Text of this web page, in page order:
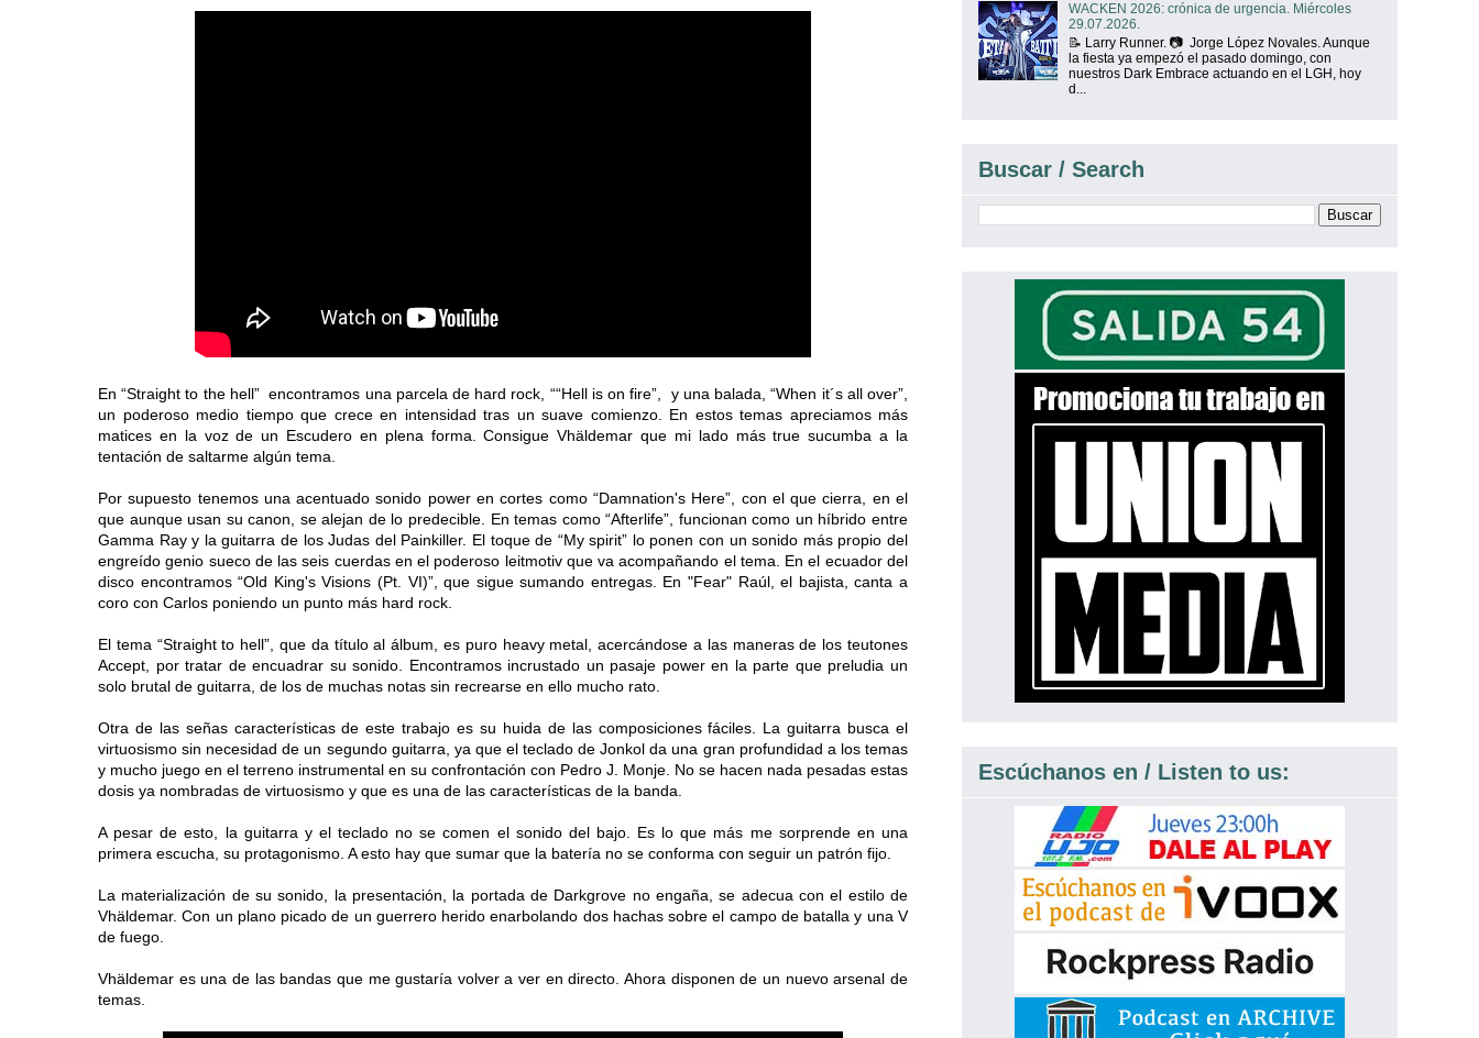
En “Straight to the hell” encontramos una parcela de hard rock, ““Hell is on fire”, y una balada, “When it´s all over”,
un poderoso medio tiempo que crece en intensidad tras un suave comienzo. En estos temas apreciamos más
matices en la voz de un Escudero en plena forma. Consigue Vhäldemar que mi lado más true sucumba a la
tentación de saltarme algún tema.
Por supuesto tenemos una acentuado sonido power en cortes como “Damnation's Here”, con el que cierra, en el
que aunque usan su canon, se alejan de lo predecible. En temas como “Afterlife”, funcionan como un híbrido entre
Gamma Ray y la guitarra de los Judas del Painkiller. El toque de “My spirit” lo ponen con un sonido más propio del
engreído genio sueco de las seis cuerdas en el poderoso leitmotiv que va acompañando el tema. En el ecuador del
disco encontramos “Old King's Visions (Pt. VI)”, que sigue sumando entregas. En "Fear" Raúl, el bajista, canta a
coro con Carlos poniendo un punto más hard rock.
El tema “Straight to hell”, que da título al álbum, es puro heavy metal, acercándose a las maneras de los teutones
Accept, por tratar de encuadrar su sonido. Encontramos incrustado un pasaje power en la parte que preludia un
solo brutal de guitarra, de los de muchas notas sin recrearse en ello mucho rato.
Otra de las señas características de este trabajo es su huida de las composiciones fáciles. La guitarra busca el
virtuosismo sin necesidad de un segundo guitarra, ya que el teclado de Jonkol da una gran profundidad a los temas
y mucho juego en el terreno instrumental en su confrontación con Pedro J. Monje. No se hacen nada pesadas estas
dosis ya nombradas de virtuosismo y que es una de las características de la banda.
A pesar de esto, la guitarra y el teclado no se comen el sonido del bajo. Es lo que más me sorprende en una
primera escucha, su protagonismo. A esto hay que sumar que la batería no se conforma con seguir un patrón fijo.
La materialización de su sonido, la presentación, la portada de Darkgrove no engaña, se adecua con el estilo de
Vhäldemar. Con un plano picado de un guerrero herido enarbolando dos hachas sobre el campo de batalla y una V
de fuego.
Vhäldemar es una de las bandas que me gustaría volver a ver en directo. Ahora disponen de un nuevo arsenal de
temas.
WACKEN 2026: crónica de urgencia. Miércoles
29.07.2026.
📝 Larry Runner. 📷 Jorge López Novales. Aunque
la fiesta ya empezó el pasado domingo, con
nuestros Dark Embrace actuando en el LGH, hoy
d...
Buscar / Search
Escúchanos en / Listen to us: